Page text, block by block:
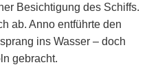
Besichtigung des Schiffs.
ab. Anno entführte den
ins Wasser – doch
gebracht.